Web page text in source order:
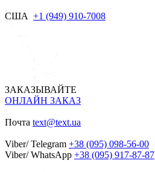
США +1 (949) 910-7008
ЗАКАЗЫВАЙТЕ
ОНЛАЙН ЗАКАЗ
Почта text@text.ua
Viber/ Telegram +38 (095) 098-56-00
Viber/ WhatsApp +38 (095) 917-87-87